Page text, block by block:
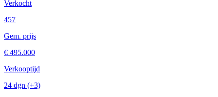
Verkocht
457
Gem. prijs
€ 495.000
Verkooptijd
24 dgn (+3)